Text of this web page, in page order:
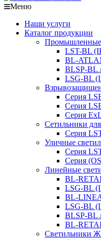
Меню
Наши услуги
Каталог продукции
Промышленные
LST-BL
BL-
BLSP-BL
LSG-BL
Серия
Серия
Серия
Сетильники
Серия
Уличные
Серия
Серия
Линейные
BL-
LSG-BL
BL-
LSG-BL
BLSP-BL
BL-
Светильники